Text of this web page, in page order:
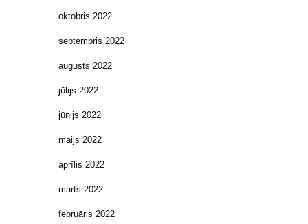
oktobris 2022
septembris 2022
augusts 2022
jūlijs 2022
jūnijs 2022
maijs 2022
aprīlis 2022
marts 2022
februāris 2022